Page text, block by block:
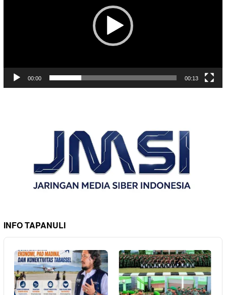
00:00 00:13
INFO TAPANULI